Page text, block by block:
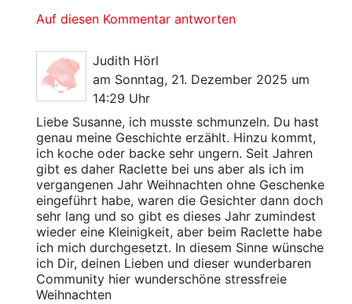
Auf diesen Kommentar antworten
Judith Hörl
am Sonntag, 21. Dezember 2025 um
14:29 Uhr
Liebe Susanne, ich musste schmunzeln. Du hast
genau meine Geschichte erzählt. Hinzu kommt,
ich koche oder backe sehr ungern. Seit Jahren
gibt es daher Raclette bei uns aber als ich im
vergangenen Jahr Weihnachten ohne Geschenke
eingeführt habe, waren die Gesichter dann doch
sehr lang und so gibt es dieses Jahr zumindest
wieder eine Kleinigkeit, aber beim Raclette habe
ich mich durchgesetzt. In diesem Sinne wünsche
ich Dir, deinen Lieben und dieser wunderbaren
Community hier wunderschöne stressfreie
Weihnachten